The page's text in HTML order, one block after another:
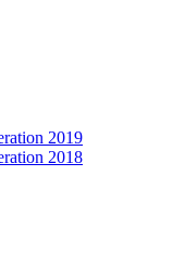
2019
2018